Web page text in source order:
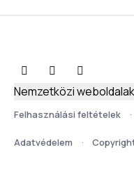
Felhasználási feltételek
Adatvédelem
Nemzetközi weboldalak